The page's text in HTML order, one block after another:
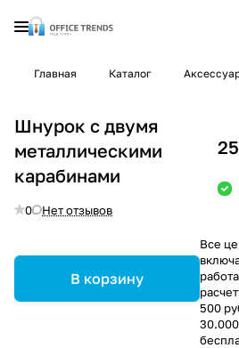
Главная Каталог
Шнурок с двумя
металлическими
карабинами
0 Нет отзывов
В корзину
Все
500